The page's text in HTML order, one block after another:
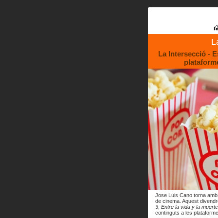
La Intersecció -
Jose Luis Cano torna
de cinema. Aquest
3; Entre la vida y la muerte
continguts a les